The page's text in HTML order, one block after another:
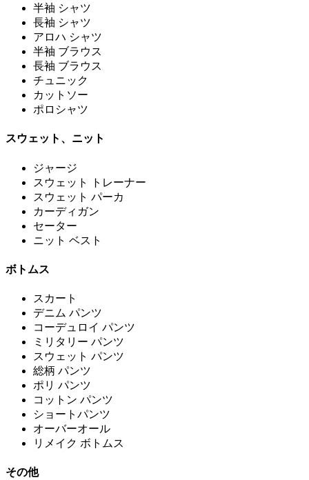
半袖 シャツ
長袖 シャツ
アロハ シャツ
半袖 ブラウス
長袖 ブラウス
チュニック
カットソー
ポロシャツ
スウェット、ニット
ジャージ
スウェット トレーナー
スウェット パーカ
カーディガン
セーター
ニット ベスト
ボトムス
スカート
デニム パンツ
コーデュロイ パンツ
ミリタリー パンツ
スウェット パンツ
総柄 パンツ
ポリ パンツ
コットン パンツ
ショートパンツ
オーバーオール
リメイク ボトムス
その他